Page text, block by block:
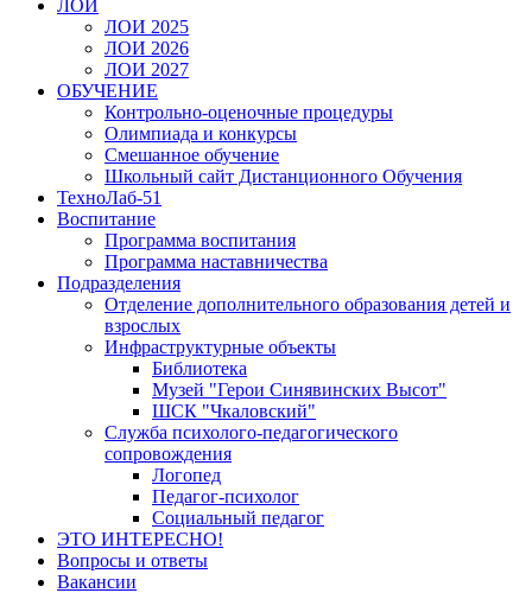
ЛОИ
ЛОИ 2025
ЛОИ 2026
ЛОИ 2027
ОБУЧЕНИЕ
Контрольно-оценочные процедуры
Олимпиада и конкурсы
Смешанное обучение
Школьный сайт Дистанционного Обучения
ТехноЛаб-51
Воспитание
Программа воспитания
Программа наставничества
Подразделения
Отделение дополнительного образования детей и
взрослых
Инфраструктурные объекты
Библиотека
Музей "Герои Синявинских Высот"
ШСК "Чкаловский"
Служба психолого-педагогического
сопровождения
Логопед
Педагог-психолог
Социальный педагог
ЭТО ИНТЕРЕСНО!
Вопросы и ответы
Вакансии